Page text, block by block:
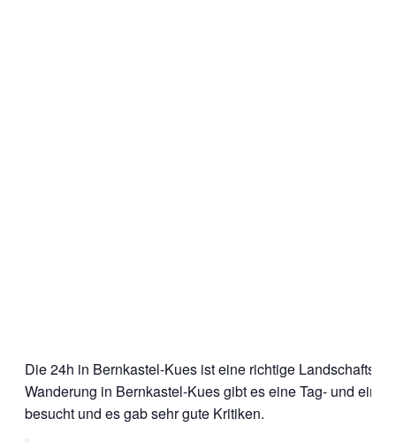
Die 24h in Bernkastel-Kues ist eine richtige
Wanderung in Bernkastel-Kues gibt es eine Tag- und
besucht und es gab sehr gute Kritiken.